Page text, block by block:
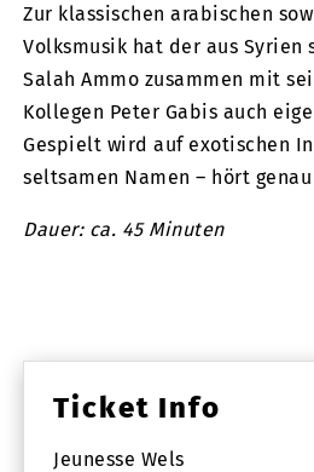
Zur klassischen arabischen
Volksmusik hat der aus Syrien
Salah Ammo zusammen mit
Kollegen Peter Gabis auch
Gespielt wird auf exotischen
seltsamen Namen – hört genau
Dauer: ca. 45 Minuten
Ticket Info
Jeunesse Wels